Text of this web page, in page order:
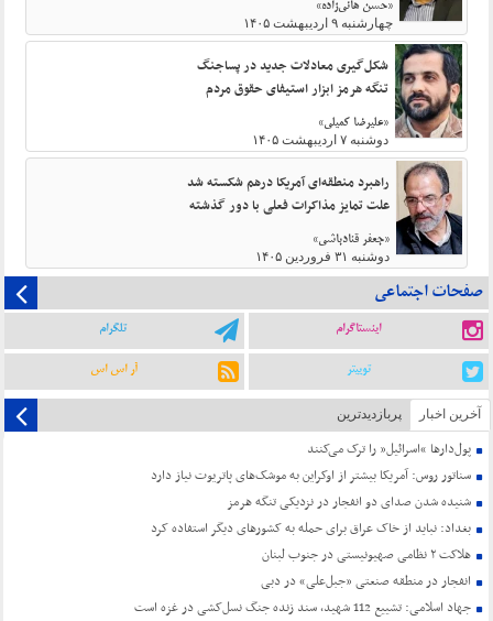
«حسن هانی‌زاده»
چهارشنبه ۹ اردیبهشت ۱۴۰۵
شکل‌گیری معادلات جدید در پساجنگ
تنگه هرمز ابزار استیفای حقوق مردم
«علیرضا کمیلی»
دوشنبه ۷ اردیبهشت ۱۴۰۵
راهبرد منطقه‌ای آمریکا درهم شکسته شد
علت تمایز مذاکرات فعلی با دور گذشته
«جعفر قنادباشی»
دوشنبه ۳۱ فروردین ۱۴۰۵
صفحات اجتماعی
اینستاگرام تلگرام
توییتر آر اس اس
آخرین اخبار پربازدیدترین
پول‌دارها “اسرائیل” را ترک می‌کنند
سناتور روس: آمریکا بیشتر از اوکراین به موشک‌های پاتریوت نیاز دارد
شنیده شدن صدای دو انفجار در نزدیکی تنگه هرمز
بغداد: نباید از خاک عراق برای حمله به کشورهای دیگر استفاده کرد
هلاکت ۲ نظامی صهیونیستی در جنوب لبنان
انفجار در منطقه صنعتی «جبل‌علی» در دبی
جهاد اسلامی: تشییع 112 شهید، سند زنده جنگ نسل‌کشی در غزه است